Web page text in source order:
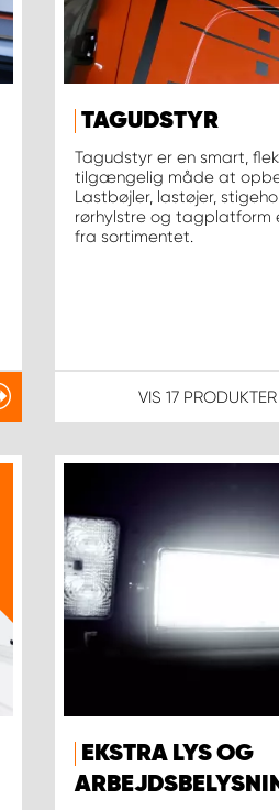
TAGUDSTYR
Tagudstyr er en smart,
tilgængelig måde at
Lastbøjler, lastøjer,
rørhylstre og tagplatform
fra sortimentet.
VIS 17 PRODUKTER
EKSTRA LYS OG